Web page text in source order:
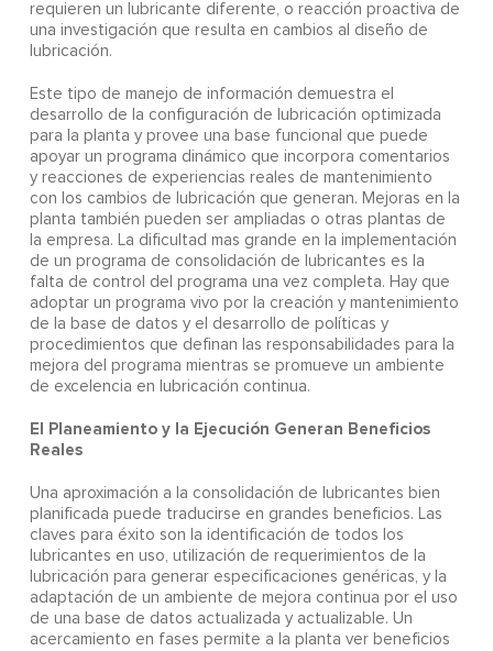
requieren un lubricante diferente, o reacción proactiva de
una investigación que resulta en cambios al diseño de
lubricación.
Este tipo de manejo de información demuestra el
desarrollo de la configuración de lubricación optimizada
para la planta y provee una base funcional que puede
apoyar un programa dinámico que incorpora comentarios
y reacciones de experiencias reales de mantenimiento
con los cambios de lubricación que generan. Mejoras en la
planta también pueden ser ampliadas o otras plantas de
la empresa. La dificultad mas grande en la implementación
de un programa de consolidación de lubricantes es la
falta de control del programa una vez completa. Hay que
adoptar un programa vivo por la creación y mantenimiento
de la base de datos y el desarrollo de políticas y
procedimientos que definan las responsabilidades para la
mejora del programa mientras se promueve un ambiente
de excelencia en lubricación continua.
El Planeamiento y la Ejecución Generan Beneficios
Reales
Una aproximación a la consolidación de lubricantes bien
planificada puede traducirse en grandes beneficios. Las
claves para éxito son la identificación de todos los
lubricantes en uso, utilización de requerimientos de la
lubricación para generar especificaciones genéricas, y la
adaptación de un ambiente de mejora continua por el uso
de una base de datos actualizada y actualizable. Un
acercamiento en fases permite a la planta ver beneficios